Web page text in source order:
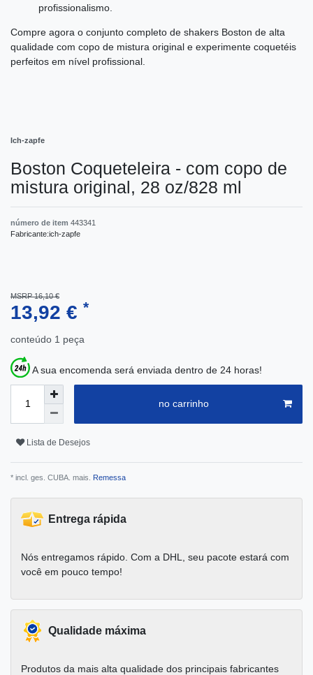
profissionalismo.
Compre agora o conjunto completo de shakers Boston de alta
qualidade com copo de mistura original e experimente coquetéis
perfeitos em nível profissional.
Ich-zapfe
Boston Coqueteleira - com copo de
mistura original, 28 oz/828 ml
número de item 443341
Fabricante:ich-zapfe
MSRP 16,10 €
13,92 € *
conteúdo 1 peça
A sua encomenda será enviada dentro de 24 horas!
no carrinho
Lista de Desejos
* incl. ges. CUBA. mais. Remessa
Entrega rápida
Nós entregamos rápido. Com a DHL, seu pacote estará com
você em pouco tempo!
Qualidade máxima
Produtos da mais alta qualidade dos principais fabricantes